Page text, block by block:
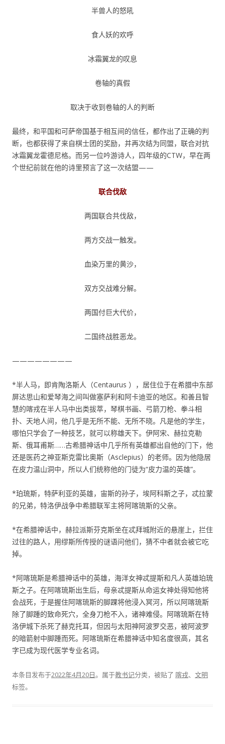
半兽人的怒吼
食人妖的欢呼
冰霜翼龙的叹息
卷轴的真假
取决于收到卷轴的人的判断
最终，和平国和可萨帝国基于相互间的信任，都作出了正确的判
断，也都获得了来自棋士团的奖励，并再次结为同盟，联合对抗
冰霜翼龙霍德尼格。而另一位吟游诗人，四年级的CTW，早在两
个世纪前就在他的诗里预言了这一次结盟——
联合伐敌
两国联合共伐敌，
两方交战一触发。
血染万里的黄沙，
双方交战难分解。
两国付巨大代价，
二国终战胜恶龙。
————————
*半人马，即肯陶洛斯人（Centaurus ），居住位于在希腊中东部
屏达思山和爱琴海之间叫做塞萨利和阿卡迪亚的地区。和善且智
慧的喀戎在半人马中出类拔萃，琴棋书画、弓箭刀枪、拳斗相
扑、天地人间，他几乎是无所不能、无所不晓。凡是他的学生，
哪怕只学会了一种技艺，就可以称雄天下。伊阿宋、赫拉克勒
斯、俄耳甫斯……古希腊神话中几乎所有英雄都出自他的门下，他
还是医药之神亚斯克雷比奥斯（Asclepius）的老师。因为他隐居
在皮力温山洞中，所以人们统称他的门徒为“皮力温的英雄”。
*珀琉斯，特萨利亚的英雄，宙斯的孙子，埃阿科斯之子，忒拉蒙
的兄弟，特洛伊战争中希腊联军主将阿喀琉斯的父亲。
*在希腊神话中，赫拉派斯芬克斯坐在忒拜城附近的悬崖上，拦住
过往的路人，用缪斯所传授的谜语问他们，猜不中者就会被它吃
掉。
*阿喀琉斯是希腊神话中的英雄，海洋女神忒提斯和凡人英雄珀琉
斯之子。在阿喀琉斯出生后，母亲忒提斯从命运女神处得知他将
会战死，于是握住阿喀琉斯的脚踝将他浸入冥河，所以阿喀琉斯
除了脚踵的致命死穴，全身刀枪不入，诸神难侵。阿喀琉斯在特
洛伊城下杀死了赫克托耳，但因与太阳神阿波罗交恶，被阿波罗
的暗箭射中脚踵而死。阿喀琉斯在希腊神话中知名度很高，其名
字已成为现代医学专业名词。
本条目发布于2022年4月20日。属于教书记分类，被贴了 喀戎、 文明
标签。